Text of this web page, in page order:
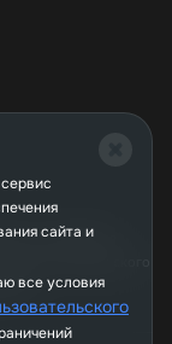
не является
437 Гражданского
сайта и
все условия